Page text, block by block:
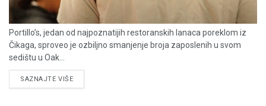
Portillo’s, jedan od najpoznatijih restoranskih lanaca poreklom iz
Čikaga, sproveo je ozbiljno smanjenje broja zaposlenih u svom
sedištu u Oak...
SAZNAJTE VIŠEDETAILS